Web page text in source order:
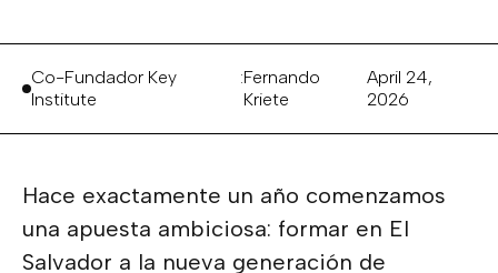
Co-Fundador Key
Institute
:Fernando
Kriete
April 24,
2026
Hace exactamente un año comenzamos
una apuesta ambiciosa: formar en El
Salvador a la nueva generación de